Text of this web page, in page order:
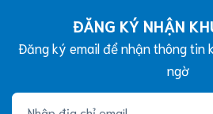
ĐĂNG KÝ NHẬN
Đăng ký email để nhận thông tin
ngờ